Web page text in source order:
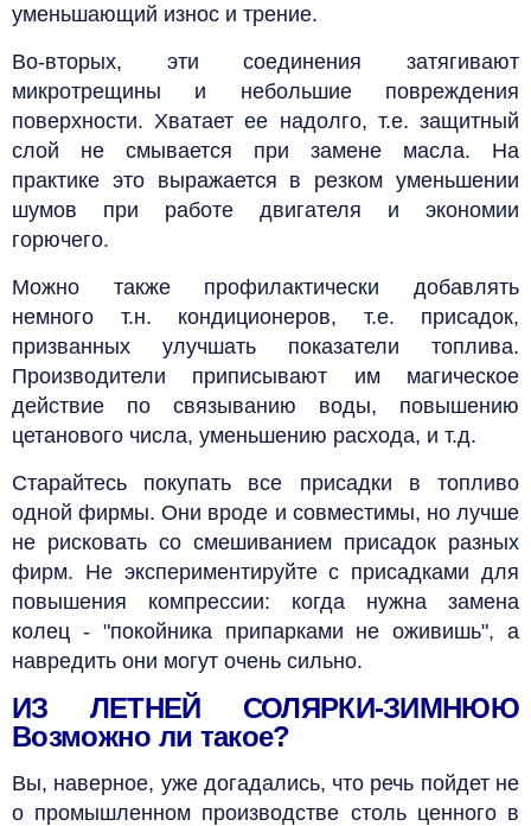
уменьшающий износ и трение.
Во-вторых, эти соединения затягивают
микротрещины и небольшие повреждения
поверхности. Хватает ее надолго, т.е. защитный
слой не смывается при замене масла. На
практике это выражается в резком уменьшении
шумов при работе двигателя и экономии
горючего.
Можно также профилактически добавлять
немного т.н. кондиционеров, т.е. присадок,
призванных улучшать показатели топлива.
Производители приписывают им магическое
действие по связыванию воды, повышению
цетанового числа, уменьшению расхода, и т.д.
Старайтесь покупать все присадки в топливо
одной фирмы. Они вроде и совместимы, но лучше
не рисковать со смешиванием присадок разных
фирм. Не экспериментируйте с присадками для
повышения компрессии: когда нужна замена
колец - "покойника припарками не оживишь", а
навредить они могут очень сильно.
ИЗ ЛЕТНЕЙ СОЛЯРКИ-ЗИМНЮЮ
Возможно ли такое?
Вы, наверное, уже догадались, что речь пойдет не
о промышленном производстве столь ценного в